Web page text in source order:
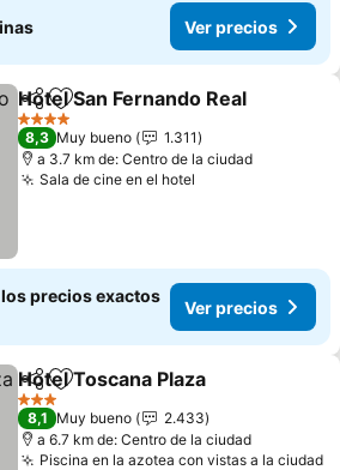
Ver precios
CompartirAgregar a favoritos
Hotel San Fernando Real
4 Estrellas
8,3 Muy bueno
1.311
a 3.7 km de: Centro de la ciudad
Sala de cine en el hotel
precios exactos
Ver precios
CompartirAgregar a favoritos
Hotel Toscana Plaza
3 Estrellas
8,1 Muy bueno
2.433
a 6.7 km de: Centro de la ciudad
Piscina en la azotea con vistas a la ciudad